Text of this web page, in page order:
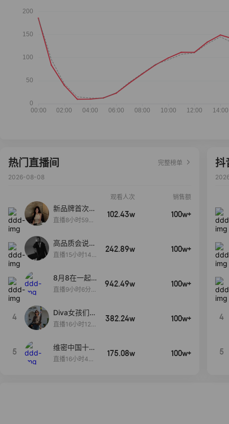
热门直播间
完整榜单
2026-08-08
观看人次 销售额
新品牌首次大
上新
直播8小时59分
102.43w 100w+
高品质会说
话….
直播15小时14
242.89w 100w+
8月8在一起
生日献礼盛典
直播9小时6分1
942.49w 100w+
4
Diva女孩们集
合啦~意大利
直播16小时12
382.24w 100w+
5
维密中国十周
年 与你如此
直播16小时48
175.08w 100w+
抖
4
5